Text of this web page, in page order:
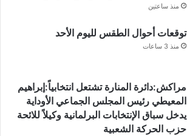
منذ ساعتين
توقعات أحوال الطقس لليوم الأحد
منذ 3 ساعات
مراكش:دائرة المنارة تشتعل انتخابياً:إبراهيم
المعيطي رئيس المجلس الجماعي الأوداية
يدخل سباق الإنتخابات البرلمانية وكيلاً للائحة
حزب الحركة الشعبية